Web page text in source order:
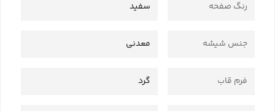
رنگ صفحه سفید
جنس شیشه معدنی
فرم قاب گرد